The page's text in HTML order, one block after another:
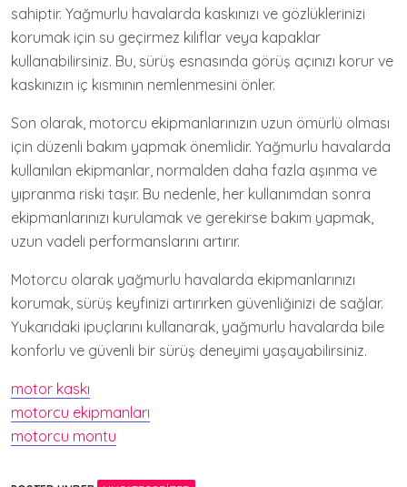
sahiptir. Yağmurlu havalarda kaskınızı ve gözlüklerinizi
korumak için su geçirmez kılıflar veya kapaklar
kullanabilirsiniz. Bu, sürüş esnasında görüş açınızı korur ve
kaskınızın iç kısmının nemlenmesini önler.
Son olarak, motorcu ekipmanlarınızın uzun ömürlü olması
için düzenli bakım yapmak önemlidir. Yağmurlu havalarda
kullanılan ekipmanlar, normalden daha fazla aşınma ve
yıpranma riski taşır. Bu nedenle, her kullanımdan sonra
ekipmanlarınızı kurulamak ve gerekirse bakım yapmak,
uzun vadeli performanslarını artırır.
Motorcu olarak yağmurlu havalarda ekipmanlarınızı
korumak, sürüş keyfinizi artırırken güvenliğinizi de sağlar.
Yukarıdaki ipuçlarını kullanarak, yağmurlu havalarda bile
konforlu ve güvenli bir sürüş deneyimi yaşayabilirsiniz.
motor kaskı
motorcu ekipmanları
motorcu montu